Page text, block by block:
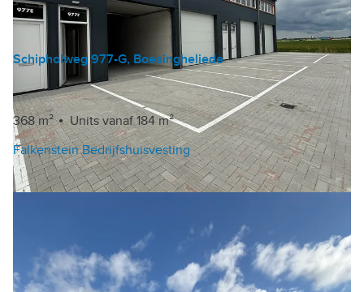
Schipholweg 977-G, Boesingheliede
Bedrijfshal
€ 349.500 v.o.n.
368 m²
Units vanaf 184 m²
Falkenstein Bedrijfshuisvesting